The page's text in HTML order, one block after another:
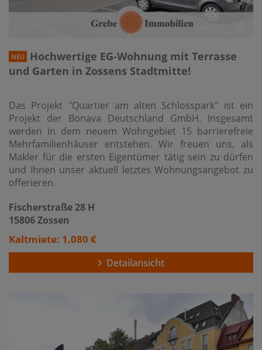
NEU
Hochwertige EG-Wohnung mit Terrasse
und Garten in Zossens Stadtmitte!
Das Projekt "Quartier am alten Schlosspark" ist ein
Projekt der Bonava Deutschland GmbH. Insgesamt
werden in dem neuem Wohngebiet 15 barrierefreie
Mehrfamilienhäuser entstehen. Wir freuen uns, als
Makler für die ersten Eigentümer tätig sein zu dürfen
und Ihnen unser aktuell letztes Wohnungsangebot zu
offerieren.
Fischerstraße 28 H
15806 Zossen
Kaltmiete: 1.080 €
Detailansicht